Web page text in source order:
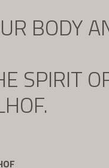
BODY
SPIRIT